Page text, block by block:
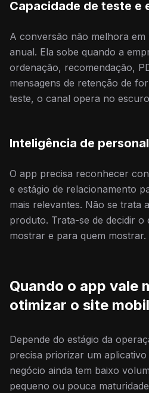
Capacidade de teste e
A conversão não melhora
anual. Ela sobe quando a
ordenação, recomendação,
mensagens de retenção de
teste, o canal opera no
Inteligência de
O app precisa reconhecer
e estágio de relacionamento
mais relevantes. Não se trata
produto. Trata-se de decidir o
mostrar e para quem mostrar.
Quando o app vale
otimizar o site
Depende do estágio da
precisa priorizar um aplicativo
negócio ainda tem baixo
pequeno ou pouca